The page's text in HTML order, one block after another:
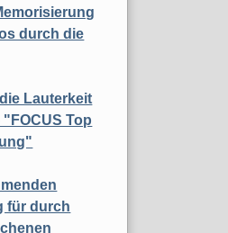
durch die
Lauterkeit
Top
für durch